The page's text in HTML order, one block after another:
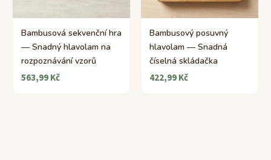
Bambusová sekvenční hra
— Snadný hlavolam na
rozpoznávání vzorů
563,99 Kč
Bambusový posuvný
hlavolam — Snadná
číselná skládačka
422,99 Kč